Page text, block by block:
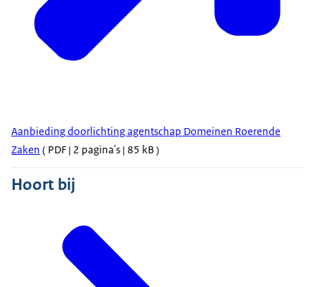
Aanbieding doorlichting agentschap Domeinen Roerende
Zaken ( PDF | 2 pagina's | 85 kB )
Hoort bij